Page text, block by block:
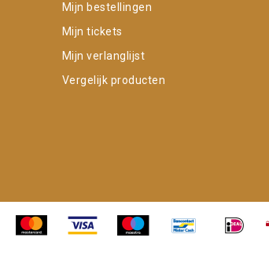
Mijn bestellingen
Mijn tickets
Mijn verlanglijst
Vergelijk producten